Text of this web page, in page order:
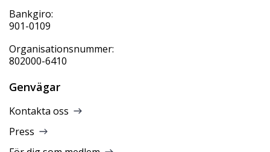
Bankgiro:
901-0109
Organisationsnummer:
802000-6410
Genvägar
Kontakta oss
Press